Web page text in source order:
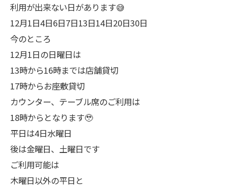
利用が出来ない日があります😅
12月1日4日6日7日13日14日20日30日
今のところ
12月1日の日曜日は
13時から16時までは店舗貸切
17時からお座敷貸切
カウンター、テーブル席のご利用は
18時からとなります🥹
平日は4日水曜日
後は金曜日、土曜日です
ご利用可能は
木曜日以外の平日と